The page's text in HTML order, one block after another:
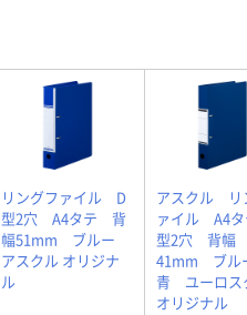
リングファイル D
型2穴 A4タテ 背
幅51mm ブルー
アスクル オリジナ
ル
アスクル リ
ァイル A4
型2穴 背幅
41mm ブ
青 ユーロス
オリジナル